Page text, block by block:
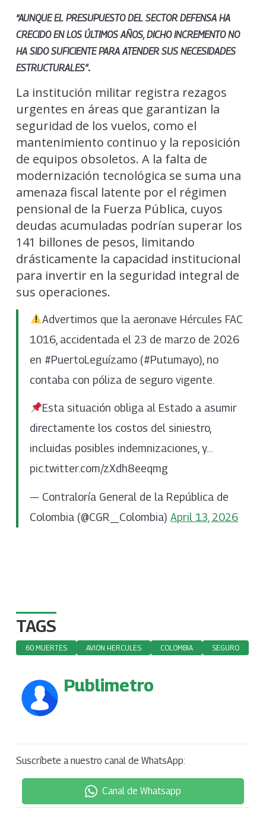
“AUNQUE EL PRESUPUESTO DEL SECTOR DEFENSA HA
CRECIDO EN LOS ÚLTIMOS AÑOS, DICHO INCREMENTO NO
HA SIDO SUFICIENTE PARA ATENDER SUS NECESIDADES
ESTRUCTURALES”.
La institución militar registra rezagos
urgentes en áreas que garantizan la
seguridad de los vuelos, como el
mantenimiento continuo y la reposición
de equipos obsoletos. A la falta de
modernización tecnológica se suma una
amenaza fiscal latente por el régimen
pensional de la Fuerza Pública, cuyos
deudas acumuladas podrían superar los
141 billones de pesos, limitando
drásticamente la capacidad institucional
para invertir en la seguridad integral de
sus operaciones.
Advertimos que la aeronave Hércules FAC
1016, accidentada el 23 de marzo de 2026
en #PuertoLeguízamo (#Putumayo), no
contaba con póliza de seguro vigente.
Esta situación obliga al Estado a asumir
directamente los costos del siniestro,
incluidas posibles indemnizaciones, y…
pic.twitter.com/zXdh8eeqmg
— Contraloría General de la República de
Colombia (@CGR_Colombia)April 13, 2026
TAGS
60 MUERTES AVION HERCULES COLOMBIA SEGURO
Publimetro
Suscríbete a nuestro canal de WhatsApp:
Canal de Whatsapp